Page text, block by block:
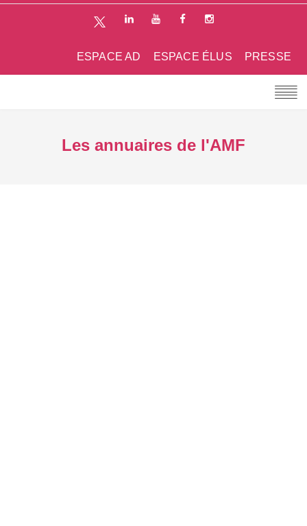
PRESSE
ESPACE ÉLUS
ESPACE AD
Les annuaires de l'AMF